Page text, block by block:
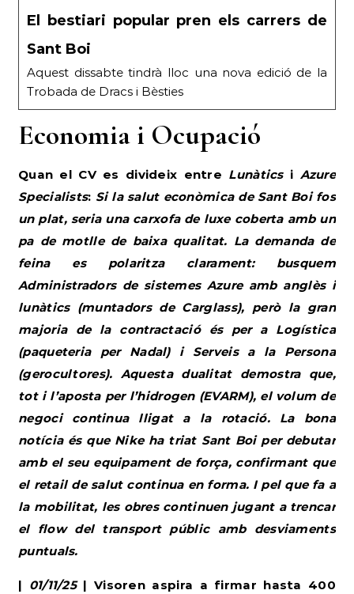
El bestiari popular pren els carrers de
Sant Boi
Aquest dissabte tindrà lloc una nova edició de la
Trobada de Dracs i Bèsties
Economia i Ocupació
Quan el CV es divideix entre Lunàticsi Azure
Specialists: Si la salut econòmica de Sant Boi fos
un plat, seria una carxofa de luxe coberta amb un
pa de motlle de baixa qualitat. La demanda de
feina es polaritza clarament: busquem
Administradors de sistemes Azure amb anglès i
lunàtics (muntadors de Carglass), però la gran
majoria de la contractació és per a Logística
(paqueteria per Nadal) i Serveis a la Persona
(gerocultores). Aquesta dualitat demostra que,
tot i l’aposta per l’hidrogen (EVARM), el volum de
negoci continua lligat a la rotació. La bona
notícia és que Nike ha triat Sant Boi per debutar
amb el seu equipament de força, confirmant que
el retail de salut continua en forma. I pel que fa a
la mobilitat, les obres continuen jugant a trencar
el flow del transport públic amb desviaments
puntuals.
| 01/11/25| Visoren aspira a firmar hasta 400